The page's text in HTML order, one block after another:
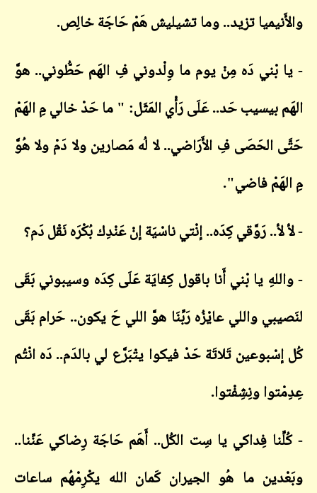
والأَنيميا تزيد.. وما تشيليش هَمْ حَاجَة خالِص.
- يا بْني دَه مِنْ يوم ما وِلْدوني فِ الهَم حَطُّوني.. هوَّ
الهَم بيسيب حَد.. عَلَى رَأْي المَثَل: "ما حَدْ خالي مِ الهَمْ
حَتَّى الحَصَى فِ الأَرَاضي.. لا لُه مَصارين ولا دَمْ ولا هُوَّ
مِ الهَمْ فاضي".
- لأ لأ.. رَوَّقي كِدَه.. إنْتي ناسْيَة إنْ عَنْدِك بُكْرَه نَقْل دَم؟
- واللهِ يا بْني أَنا باقول كِفايَة عَلَى كِدَه وسيبوني بَقَى
لنَصيبي واللي عايْزُه رَبِّنَا هوَّ اللي حَ يكون.. حَرام بَقَى
كُل إسْبوعين تَلاتَة حَدْ فيكوا يتْبَرَّع لي بالدَم.. دَه انْتُم
عِدِمْتوا ونِشِفْتوا.
- كُلِّنا فِداكي يا سِت الكُل.. أَهَم حَاجَة رِضاكي عَنِّنا..
وبَعْدين ما هُو الجيران كَمان الله يكْرِمْهُم ساعات